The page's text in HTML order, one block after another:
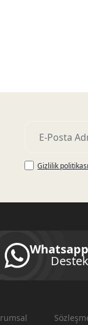
Gizlilik
Whatsapp
Destek